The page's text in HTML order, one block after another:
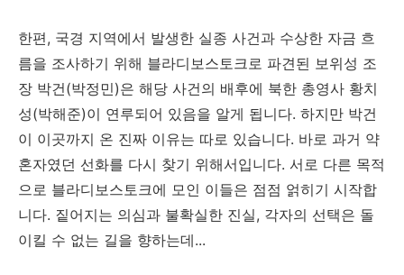
한편, 국경 지역에서 발생한 실종 사건과 수상한 자금 흐
름을 조사하기 위해 블라디보스토크로 파견된 보위성 조
장 박건(박정민)은 해당 사건의 배후에 북한 총영사 황치
성(박해준)이 연루되어 있음을 알게 됩니다. 하지만 박건
이 이곳까지 온 진짜 이유는 따로 있습니다. 바로 과거 약
혼자였던 선화를 다시 찾기 위해서입니다. 서로 다른 목적
으로 블라디보스토크에 모인 이들은 점점 얽히기 시작합
니다. 짙어지는 의심과 불확실한 진실, 각자의 선택은 돌
이킬 수 없는 길을 향하는데...